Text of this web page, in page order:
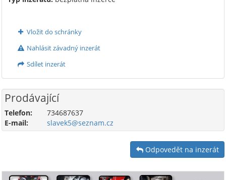
Vložit do schránky
Nahlásit závadný inzerát
Sdílet inzerát
Prodávající
Telefon:
734687637
E-mail:
slavek5@seznam.cz
Odpovedět na inzerát